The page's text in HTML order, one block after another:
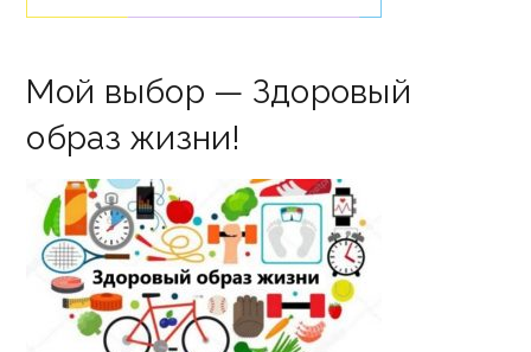
Мой выбор — Здоровый
образ жизни!